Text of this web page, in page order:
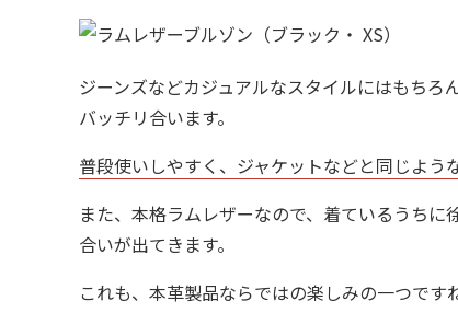
ジーンズなどカジュアルなスタイルにはもち
バッチリ合います。
普段使いしやすく、ジャケットなどと同じよう
また、本格ラムレザーなので、着ているうち
合いが出てきます。
これも、本革製品ならではの楽しみの一つです